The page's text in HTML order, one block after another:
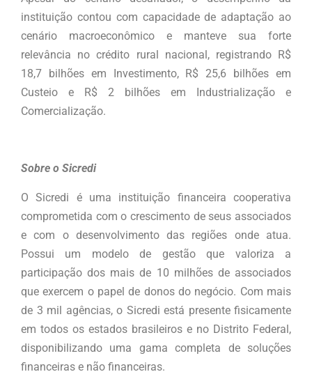
instituição contou com capacidade de adaptação ao
cenário macroeconômico e manteve sua forte
relevância no crédito rural nacional, registrando R$
18,7 bilhões em Investimento, R$ 25,6 bilhões em
Custeio e R$ 2 bilhões em Industrialização e
Comercialização.
Sobre o Sicredi
O Sicredi é uma instituição financeira cooperativa
comprometida com o crescimento de seus associados
e com o desenvolvimento das regiões onde atua.
Possui um modelo de gestão que valoriza a
participação dos mais de 10 milhões de associados
que exercem o papel de donos do negócio. Com mais
de 3 mil agências, o Sicredi está presente fisicamente
em todos os estados brasileiros e no Distrito Federal,
disponibilizando uma gama completa de soluções
financeiras e não financeiras.